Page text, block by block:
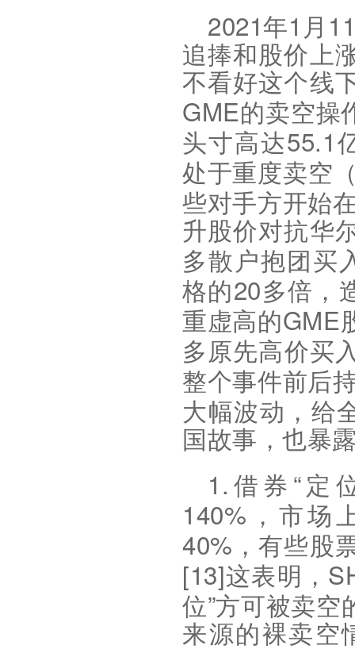
2021年1 月
追捧和股价上
不看好这个线
GME的卖空操
头寸高达55.1
处于重度卖空
些对手方开始
升股价对抗华
多散户抱团买
格的20多倍，
重虚高的GME
多原先高价买
整个事件前后
大幅波动，给
国故事，也暴
1. 借券 “ 定
140% ，市场
40% ，有些股
[13]这表明，
位”方可被卖空
来源的裸卖空